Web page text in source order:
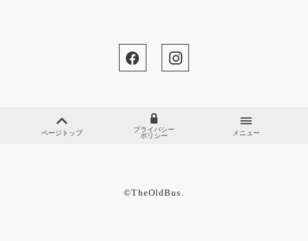
ページトップ
プライバシー
ポリシー
メニュー
©︎TheOldBus.